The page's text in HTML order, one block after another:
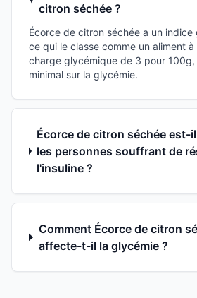
citron séchée ?
Écorce de citron séchée a un
ce qui le classe comme un aliment
charge glycémique de 3 pour
minimal sur la glycémie.
Écorce de citron séchée est-
les personnes souffrant de
l'insuline ?
Comment Écorce de citron
affecte-t-il la glycémie ?